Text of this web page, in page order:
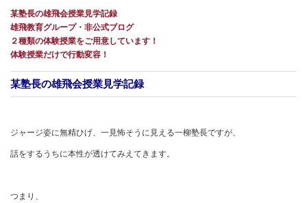
某塾長の雄飛会授業見学記録
雄飛教育グループ・非公式ブログ
２種類の体験授業をご用意しています！
体験授業だけで行動変容！
某塾長の雄飛会授業見学記録
ジャージ姿に無精ひげ、一見怖そうに見える一柳塾長ですが、
話をするうちに本性が透けてみえてきます。
つまり、